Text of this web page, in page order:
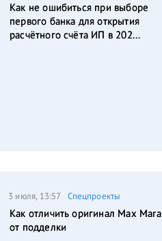
Как не ошибиться при выборе
первого банка для открытия
расчётного счёта ИП в 202...
3 июля, 13:57 Спецпроекты
Как отличить оригинал Max Mara
от подделки